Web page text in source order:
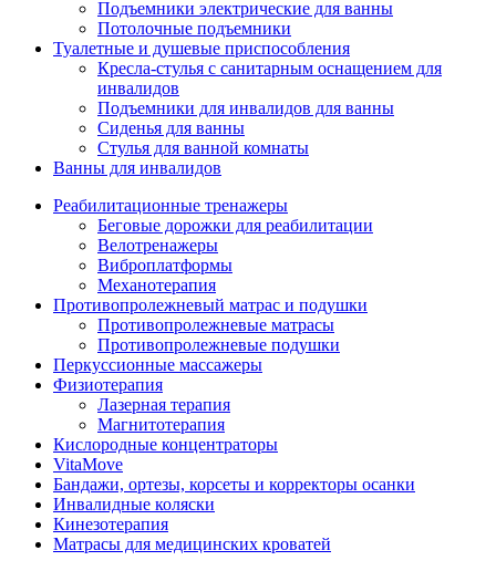
Подъемники электрические для ванны
Потолочные подъемники
Туалетные и душевые приспособления
Кресла-стулья с санитарным оснащением для
инвалидов
Подъемники для инвалидов для ванны
Сиденья для ванны
Стулья для ванной комнаты
Ванны для инвалидов
Реабилитационные тренажеры
Беговые дорожки для реабилитации
Велотренажеры
Виброплатформы
Механотерапия
Противопролежневый матрас и подушки
Противопролежневые матрасы
Противопролежневые подушки
Перкуссионные массажеры
Физиотерапия
Лазерная терапия
Магнитотерапия
Кислородные концентраторы
VitaMove
Бандажи, ортезы, корсеты и корректоры осанки
Инвалидные коляски
Кинезотерапия
Матрасы для медицинских кроватей